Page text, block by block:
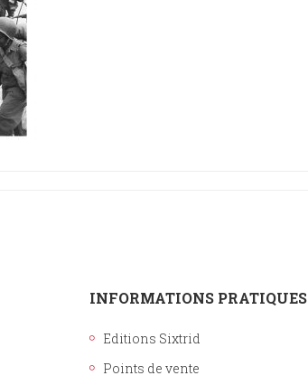
INFORMATIONS PRATIQUES
Editions Sixtrid
Points de vente